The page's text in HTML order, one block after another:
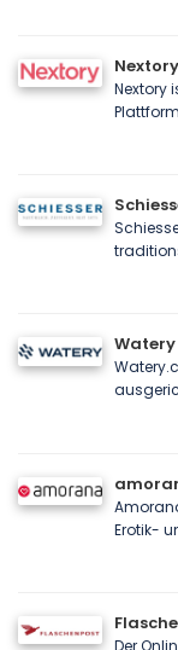
Nextory
Nextory
Watery
Erotik-
Der